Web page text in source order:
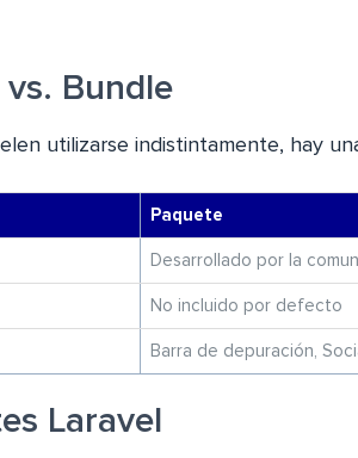
vs. Bundle
utilizarse indistintamente, hay
Paquete
Desarrollado por la
No incluido por defecto
Barra de depuración,
Laravel